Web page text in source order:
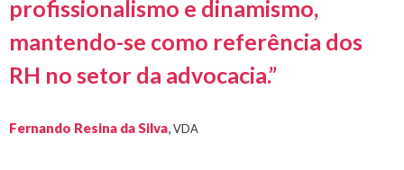
profissionalismo e dinamismo,
mantendo-se como referência dos
RH no setor da advocacia.”
Fernando Resina da Silva,VDA